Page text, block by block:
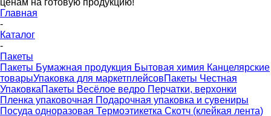
ценам на готовую продукцию!
Главная
-
Каталог
-
Пакеты
Пакеты Бумажная продукция Бытовая химия Канцелярские
товарыУпаковка для маркетплейсовПакеты Честная
УпаковкаПакеты Весёлое ведро Перчатки, верхонки
Пленка упаковочная Подарочная упаковка и сувениры
Посуда одноразовая Термоэтикетка Скотч (клейкая лента)